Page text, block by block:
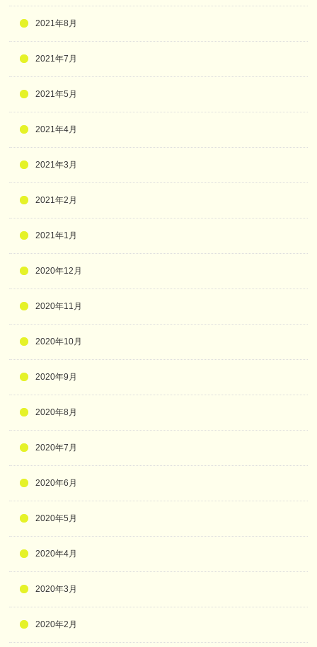
2021年8月
2021年7月
2021年5月
2021年4月
2021年3月
2021年2月
2021年1月
2020年12月
2020年11月
2020年10月
2020年9月
2020年8月
2020年7月
2020年6月
2020年5月
2020年4月
2020年3月
2020年2月